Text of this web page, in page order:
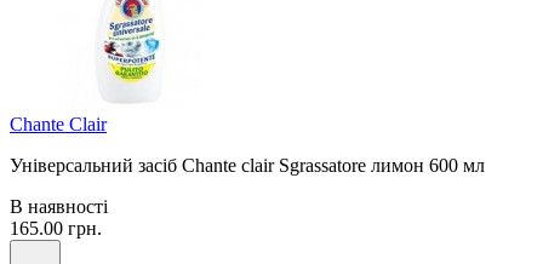
Chante Clair
Універсальний засіб Chante clair Sgrassatore лимон 600 мл
В наявності
165.00 грн.